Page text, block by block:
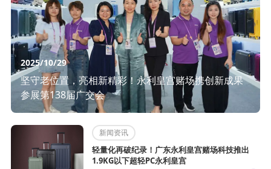
2025/10/29
坚守老位置，亮相新精彩！永利皇宫赌场携创新成果
参展第138届广交会
新闻资讯
轻量化再破纪录！广东永利皇宫赌场科技推出
1.9KG以下超轻PC永利皇宫